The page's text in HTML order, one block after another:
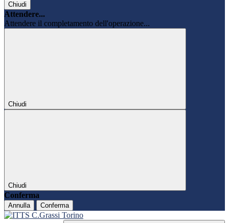
Chiudi
Attendere...
Attendere il completamento dell'operazione...
Chiudi
Chiudi
Conferma
Annulla Conferma